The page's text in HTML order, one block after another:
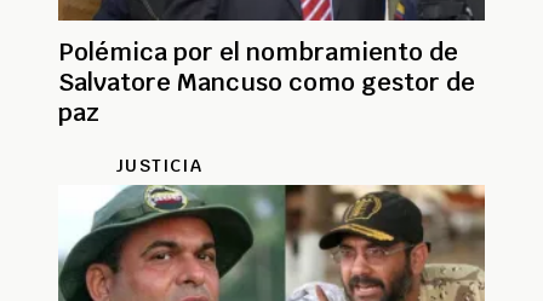
Polémica por el nombramiento de
Salvatore Mancuso como gestor de
paz
JUSTICIA